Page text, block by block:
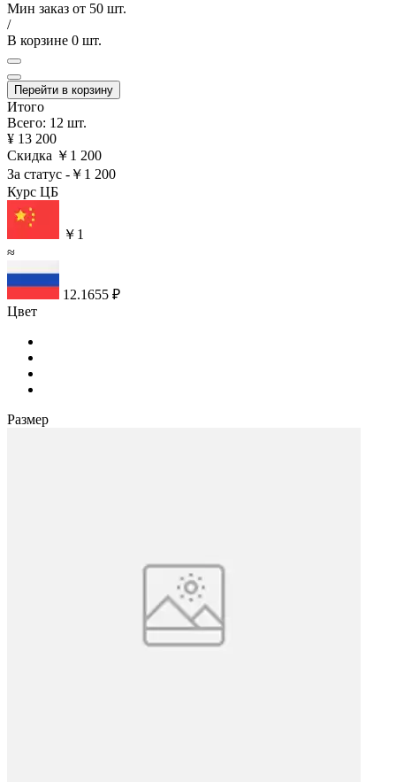
Мин заказ от 50 шт.
/
В корзине 0 шт.
Перейти в корзину
Итого
Всего: 12 шт.
¥ 13 200
Скидка ￥1 200
За статус -￥1 200
Курс ЦБ
￥1
≈
12.1655 ₽
Цвет
Размер